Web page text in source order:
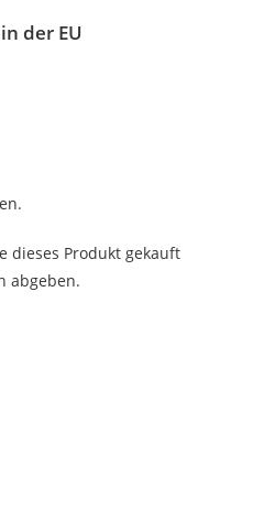
der EU
dieses Produkt gekauft
abgeben.